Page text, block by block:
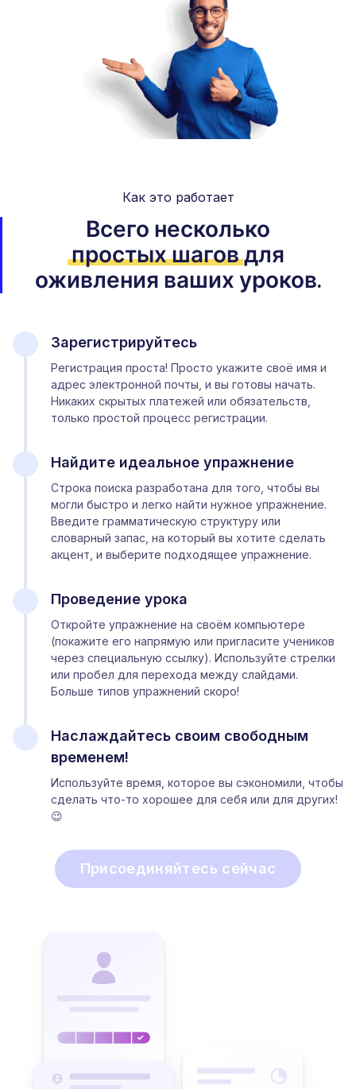
Как это работает
Всего несколько
простых шаговдля
оживления ваших уроков.
Зарегистрируйтесь
Регистрация проста! Просто укажите своё имя и
адрес электронной почты, и вы готовы начать.
Никаких скрытых платежей или обязательств,
только простой процесс регистрации.
Найдите идеальное упражнение
Строка поиска разработана для того, чтобы вы
могли быстро и легко найти нужное упражнение.
Введите грамматическую структуру или
словарный запас, на который вы хотите сделать
акцент, и выберите подходящее упражнение.
Проведение урока
Откройте упражнение на своём компьютере
(покажите его напрямую или пригласите учеников
через специальную ссылку). Используйте стрелки
или пробел для перехода между слайдами.
Больше типов упражнений скоро!
Наслаждайтесь своим свободным
временем!
Используйте время, которое вы сэкономили, чтобы
сделать что-то хорошее для себя или для других!
😉
Присоединяйтесь сейчас